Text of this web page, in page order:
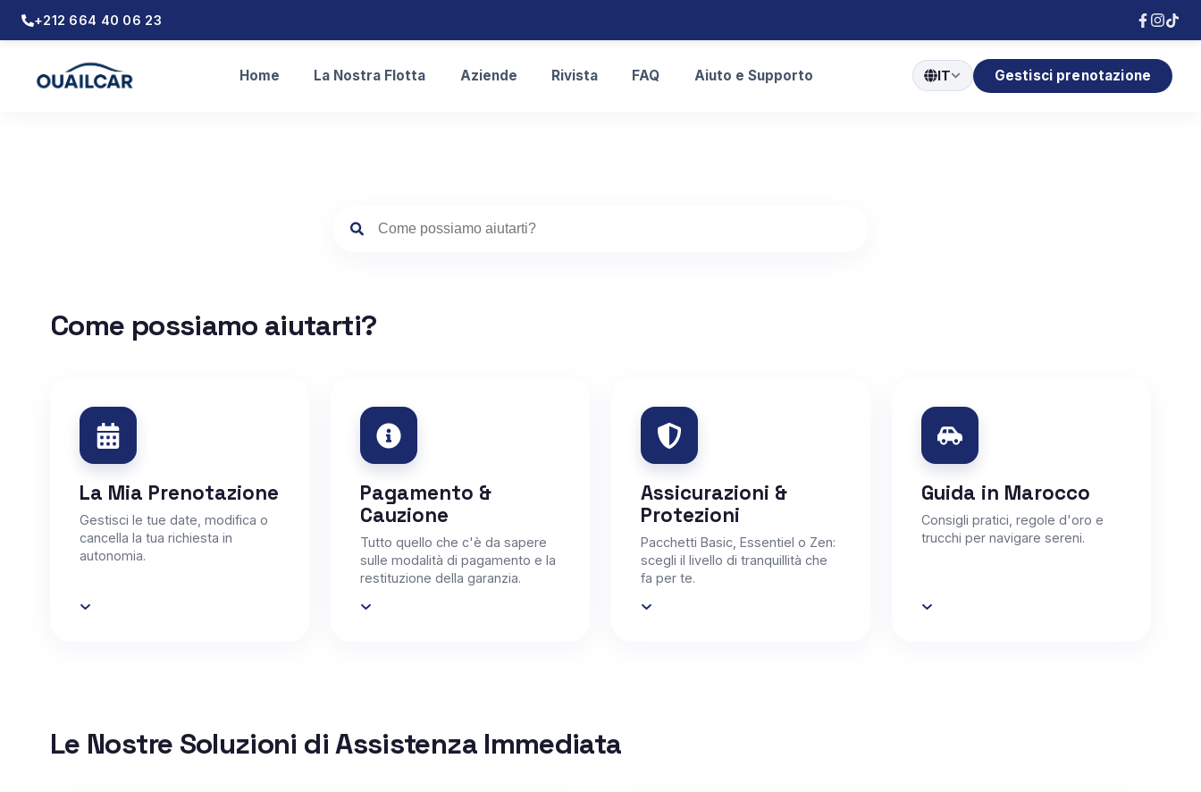
+212 664 40 06 23
Home La Nostra Flotta Aziende Rivista FAQ Aiuto e Supporto IT Gestisci prenotazione
Come possiamo aiutarti?
La Mia Prenotazione
Gestisci le tue date, modifica o
cancella la tua richiesta in
autonomia.
Pagamento &
Cauzione
Tutto quello che c'è da sapere
sulle modalità di pagamento e la
restituzione della garanzia.
Assicurazioni &
Protezioni
Pacchetti Basic, Essentiel o Zen:
scegli il livello di tranquillità che
fa per te.
Guida in Marocco
Consigli pratici, regole d'oro e
trucchi per navigare sereni.
Le Nostre Soluzioni di Assistenza Immediata